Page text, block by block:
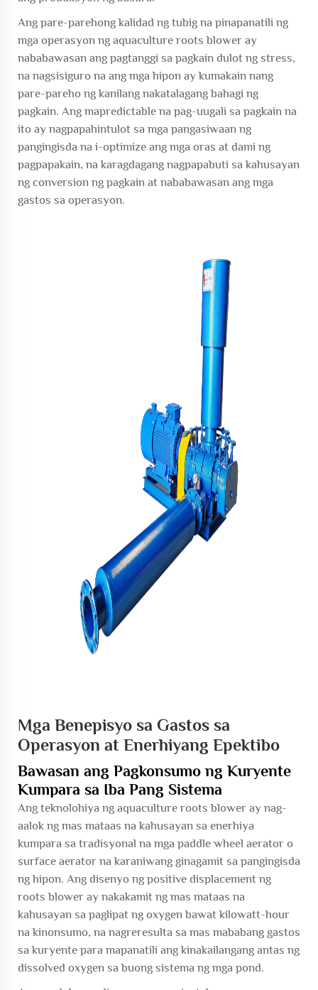
Ang pare-parehong kalidad ng tubig na pinapanatili ng
mga operasyon ng aquaculture roots blower ay
nababawasan ang pagtanggi sa pagkain dulot ng stress,
na nagsisiguro na ang mga hipon ay kumakain nang
pare-pareho ng kanilang nakatalagang bahagi ng
pagkain. Ang mapredictable na pag-uugali sa pagkain na
ito ay nagpapahintulot sa mga pangasiwaan ng
pangingisda na i-optimize ang mga oras at dami ng
pagpapakain, na karagdagang nagpapabuti sa kahusayan
ng conversion ng pagkain at nababawasan ang mga
gastos sa operasyon.
Mga Benepisyo sa Gastos sa
Operasyon at Enerhiyang Epektibo
Bawasan ang Pagkonsumo ng Kuryente
Kumpara sa Iba Pang Sistema
Ang teknolohiya ng aquaculture roots blower ay nag-
aalok ng mas mataas na kahusayan sa enerhiya
kumpara sa tradisyonal na mga paddle wheel aerator o
surface aerator na karaniwang ginagamit sa pangingisda
ng hipon. Ang disenyo ng positive displacement ng
roots blower ay nakakamit ng mas mataas na
kahusayan sa paglipat ng oxygen bawat kilowatt-hour
na kinonsumo, na nagreresulta sa mas mababang gastos
sa kuryente para mapanatili ang kinakailangang antas ng
dissolved oxygen sa buong sistema ng mga pond.